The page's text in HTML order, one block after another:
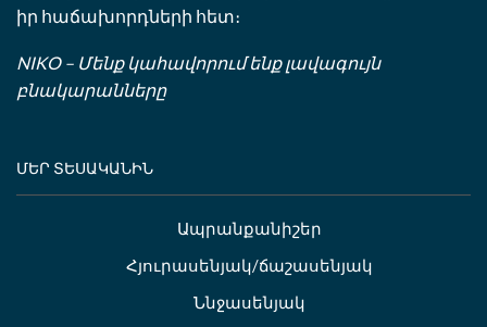
իր հաճախորդների հետ։
NIKO – Մենք կահավորում ենք լավագույն
բնակարանները
ՄԵՐ ՏԵՍԱԿԱՆԻՆ
Ապրանքանիշեր
Հյուրասենյակ/ճաշասենյակ
Ննջասենյակ